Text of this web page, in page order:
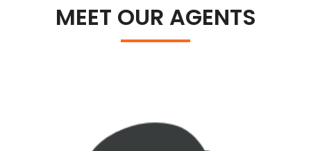
MEET OUR AGENTS